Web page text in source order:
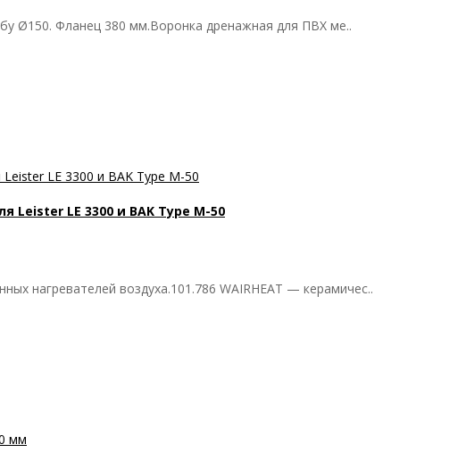
Ø150. Фланец 380 мм.Воронка дренажная для ПВХ ме..
Leister LE 3300 и BAK Type M-50
нагревателей воздуха.101.786 WAIRHEAT — керамичес..